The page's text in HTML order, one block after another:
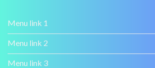
Menu link 1
Menu link 2
Menu link 3